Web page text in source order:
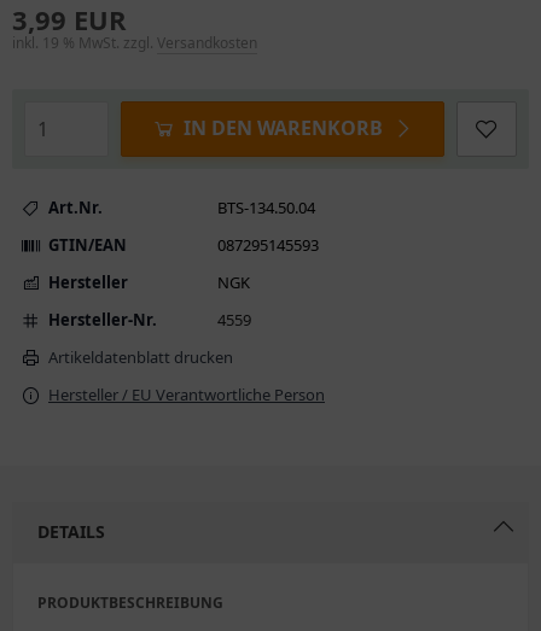
3,99 EUR
inkl. 19 % MwSt. zzgl. Versandkosten
IN DEN WARENKORB
Art.Nr.
BTS-134.50.04
GTIN/EAN
087295145593
Hersteller
NGK
Hersteller-Nr.
4559
Artikeldatenblatt drucken
Hersteller / EU Verantwortliche Person
DETAILS
PRODUKTBESCHREIBUNG